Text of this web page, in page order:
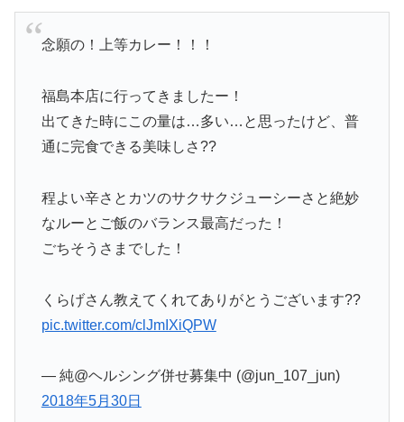
念願の！上等カレー！！！
福島本店に行ってきましたー！
出てきた時にこの量は…多い…と思ったけど、普
通に完食できる美味しさ??
程よい辛さとカツのサクサクジューシーさと絶妙
なルーとご飯のバランス最高だった！
ごちそうさまでした！
くらげさん教えてくれてありがとうございます??
pic.twitter.com/clJmIXiQPW
— 純@ヘルシング併せ募集中 (@jun_107_jun)
2018年5月30日